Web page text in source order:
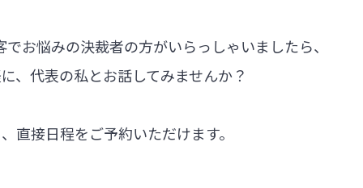
お悩みの決裁者の方がいらっしゃいましたら、
、代表の私とお話してみませんか？
直接日程をご予約いただけます。